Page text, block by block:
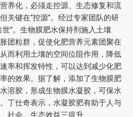
养化，必须走控源、生态修复和流
关键在“控源”。经过专家团队的研
”。生物膜肥水保持剂施入土壤
团粒群，促使化肥营养元素团聚在
而利用土壤的空间位阻作用，降低
率和挥发特性，可以达到减少化肥
的效果。据了解，添加了生物膜肥
溶胶，形成生物膜水凝胶，可保水
丁仕奇表示，水凝胶肥有助于人与
社会、生态效益三提升。